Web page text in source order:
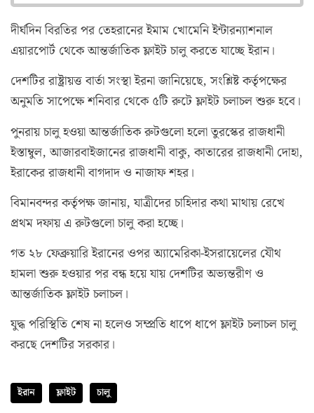
দীর্ঘদিন বিরতির পর তেহরানের ইমাম খোমেনি ইন্টারন্যাশনাল
এয়ারপোর্ট থেকে আন্তর্জাতিক ফ্লাইট চালু করতে যাচ্ছে ইরান।
দেশটির রাষ্ট্রায়ত্ত বার্তা সংস্থা ইরনা জানিয়েছে, সংশ্লিষ্ট কর্তৃপক্ষের
অনুমতি সাপেক্ষে শনিবার থেকে ৫টি রুটে ফ্লাইট চলাচল শুরু হবে।
পুনরায় চালু হওয়া আন্তর্জাতিক রুটগুলো হলো তুরস্কের রাজধানী
ইস্তাম্বুল, আজারবাইজানের রাজধানী বাকু, কাতারের রাজধানী দোহা,
ইরাকের রাজধানী বাগদাদ ও নাজাফ শহর।
বিমানবন্দর কর্তৃপক্ষ জানায়, যাত্রীদের চাহিদার কথা মাথায় রেখে
প্রথম দফায় এ রুটগুলো চালু করা হচ্ছে।
গত ২৮ ফেব্রুয়ারি ইরানের ওপর অ্যামেরিকা-ইসরায়েলের যৌথ
হামলা শুরু হওয়ার পর বন্ধ হয়ে যায় দেশটির অভ্যন্তরীণ ও
আন্তর্জাতিক ফ্লাইট চলাচল।
যুদ্ধ পরিস্থিতি শেষ না হলেও সম্প্রতি ধাপে ধাপে ফ্লাইট চলাচল চালু
করছে দেশটির সরকার।
ইরান ফ্লাইট চালু